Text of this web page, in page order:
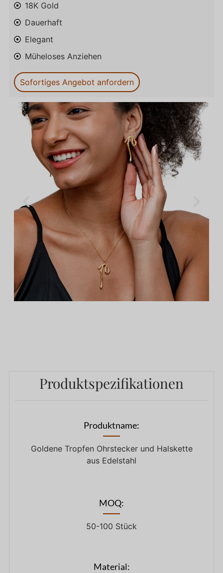
18K Gold
Dauerhaft
Elegant
Müheloses Anziehen
Sofortiges Angebot anfordern
Produktspezifikationen
Produktname:
Goldene Tropfen Ohrstecker und Halskette
aus Edelstahl
MOQ:
50-100 Stück
Material: